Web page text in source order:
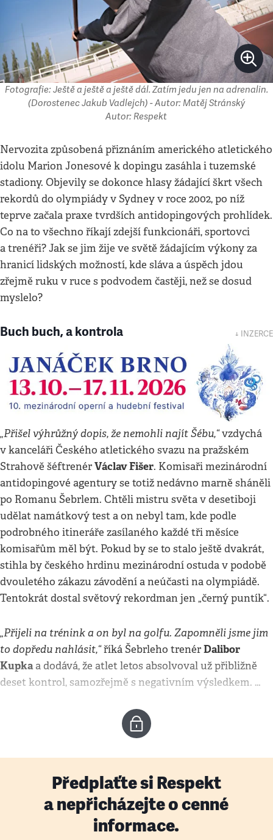
Fotografie: Ještě a ještě a ještě dál. Zatím jedu jen na adrenalin.
(Dorostenec Jakub Vadlejch) - Autor: Matěj Stránský
Autor: Respekt
Nervozita způsobená přiznáním amerického atletického
idolu Marion Jonesové k dopingu zasáhla i tuzemské
stadiony. Objevily se dokonce hlasy žádající škrt všech
rekordů do olympiády v Sydney v roce 2002, po níž
teprve začala praxe tvrdších antidopingových prohlídek.
Co na to všechno říkají zdejší funkcionáři, sportovci
a trenéři? Jak se jim žije ve světě žádajícím výkony za
hranicí lidských možností, kde sláva a úspěch jdou
zřejmě ruku v ruce s podvodem častěji, než se dosud
myslelo?
Buch buch, a kontrola ↓ INZERCE
„Přišel výhrůžný dopis, že nemohli najít Šébu,“vzdychá
v kanceláři Českého atletického svazu na pražském
Strahově šéftrenérVáclav Fišer. Komisaři mezinárodní
antidopingové agentury se totiž nedávno marně sháněli
po Romanu Šebrlem. Chtěli mistru světa v desetiboji
udělat namátkový test a on nebyl tam, kde podle
podrobného itineráře zasílaného každé tři měsíce
komisařům měl být. Pokud by se to stalo ještě dvakrát,
stihla by českého hrdinu mezinárodní ostuda v podobě
dvouletého zákazu závodění a neúčasti na olympiádě.
Tentokrát dostal světový rekordman jen „černý puntík“.
„Přijeli na trénink a on byl na golfu. Zapomněli jsme jim
to dopředu nahlásit,“říká Šebrleho trenérDalibor
Kupkaa dodává, že atlet letos absolvoval už přibližně
deset kontrol, samozřejmě s negativním výsledkem. …
Předplaťte si Respekt
a nepřicházejte o cenné
informace.